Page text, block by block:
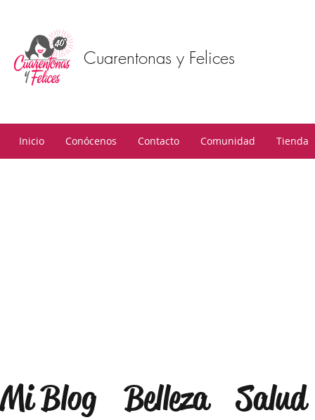
Cuarentonas y Felices
Inicio Conócenos Contacto Comunidad Tienda
Mi Blog Belleza
Salud